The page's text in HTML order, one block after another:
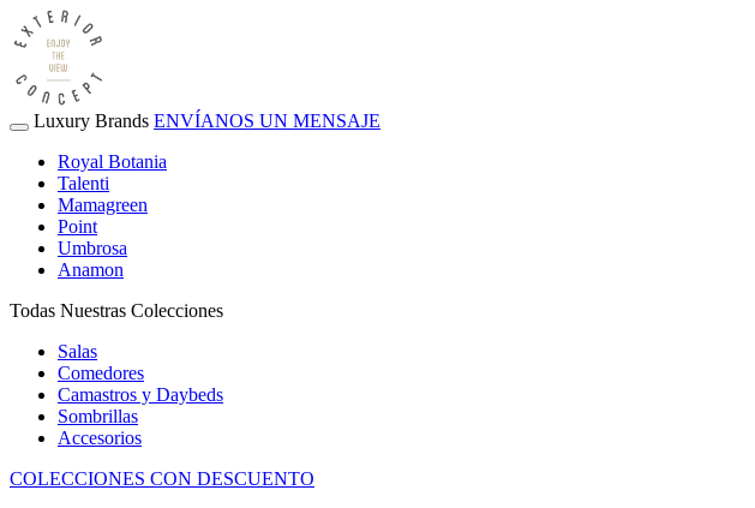
Luxury Brands ENVÍANOS UN MENSAJE
Royal Botania
Talenti
Mamagreen
Point
Umbrosa
Anamon
Todas Nuestras Colecciones
Salas
Comedores
Camastros y Daybeds
Sombrillas
Accesorios
COLECCIONES CON DESCUENTO